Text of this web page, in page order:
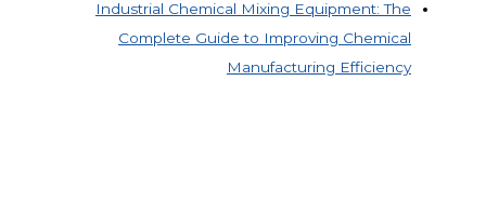
Industrial Chemical Mixing Equipment: The
Complete Guide to Improving Chemical
Manufacturing Efficiency